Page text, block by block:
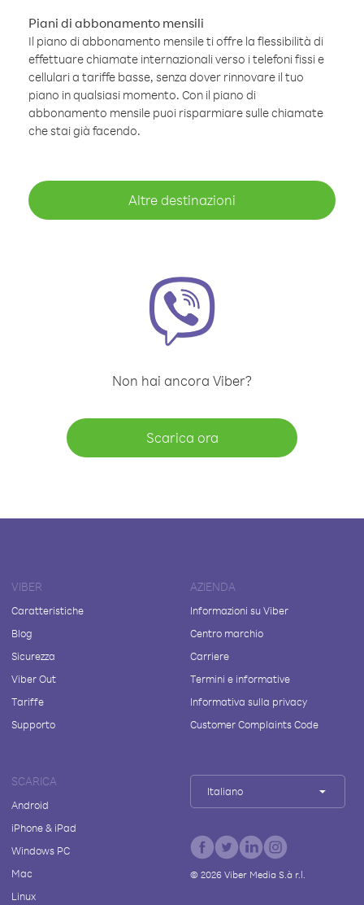
Piani di abbonamento mensili
Il piano di abbonamento mensile ti offre la flessibilità di
effettuare chiamate internazionali verso i telefoni fissi e
cellulari a tariffe basse, senza dover rinnovare il tuo
piano in qualsiasi momento. Con il piano di
abbonamento mensile puoi risparmiare sulle chiamate
che stai già facendo.
Altre destinazioni
Non hai ancora Viber?
Scarica ora
VIBER
Caratteristiche
Blog
Sicurezza
Viber Out
Tariffe
Supporto
AZIENDA
Informazioni su Viber
Centro marchio
Carriere
Termini e informative
Informativa sulla privacy
Customer Complaints Code
SCARICA
Android
iPhone & iPad
Windows PC
Mac
Linux
Italiano
© 2026Viber Media S.à r.l.